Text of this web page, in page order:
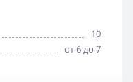
10
от 6 до 7